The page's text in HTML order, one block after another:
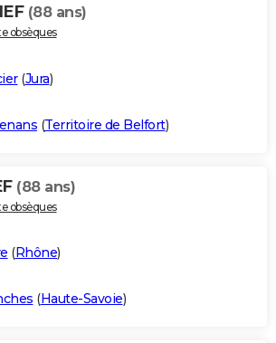
(88 ans)
obsèques
(Jura)
(Territoire de Belfort)
(88 ans)
obsèques
(Rhône)
(Haute-Savoie)